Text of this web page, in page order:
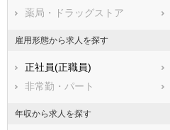
香川県
愛媛県
鹿児島県
薬局・ドラッグストア
雇用形態から求人を探す
正社員(正職員)
非常勤・パート
年収から求人を探す